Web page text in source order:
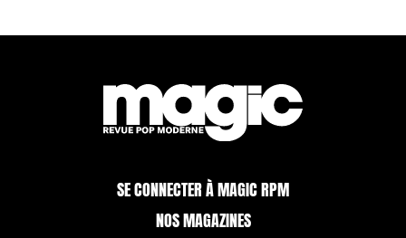
SE CONNECTER À MAGIC RPM
NOS MAGAZINES